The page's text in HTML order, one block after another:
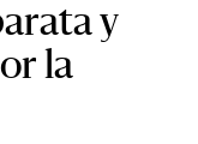
y
la